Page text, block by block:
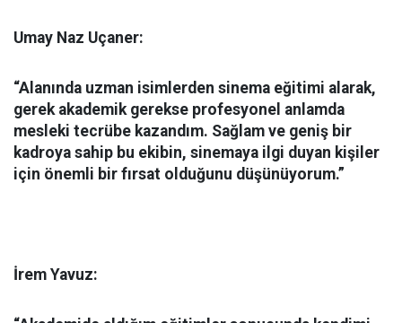
Umay Naz Uçaner:
“Alanında uzman isimlerden sinema eğitimi alarak,
gerek akademik gerekse profesyonel anlamda
mesleki tecrübe kazandım. Sağlam ve geniş bir
kadroya sahip bu ekibin, sinemaya ilgi duyan kişiler
için önemli bir fırsat olduğunu düşünüyorum.”
İrem Yavuz: